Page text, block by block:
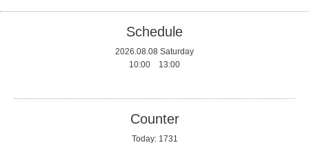
Schedule
2026.08.08 Saturday
10:00 13:00
Counter
Today: 1731